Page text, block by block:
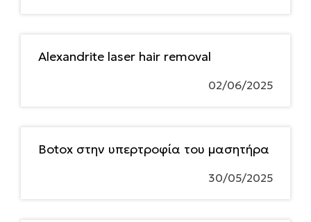
Alexandrite laser hair removal
02/06/2025
Botox στην υπερτροφία του μασητήρα
30/05/2025